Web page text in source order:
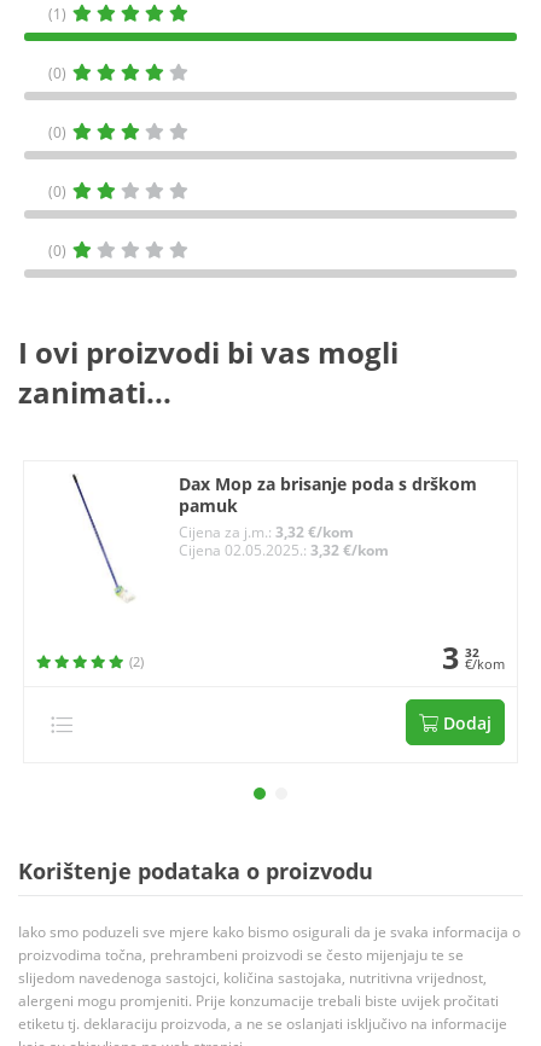
(1)
(0)
(0)
(0)
(0)
I ovi proizvodi bi vas mogli
zanimati...
Dax Mop za brisanje poda s drškom
pamuk
Cijena za j.m.:3,32 €/kom
Cijena 02.05.2025.:3,32 €/kom
(2) 3 32
€/kom
Dodaj
Korištenje podataka o proizvodu
Iako smo poduzeli sve mjere kako bismo osigurali da je svaka informacija o
proizvodima točna, prehrambeni proizvodi se često mijenjaju te se
slijedom navedenoga sastojci, količina sastojaka, nutritivna vrijednost,
alergeni mogu promjeniti. Prije konzumacije trebali biste uvijek pročitati
etiketu tj. deklaraciju proizvoda, a ne se oslanjati isključivo na informacije